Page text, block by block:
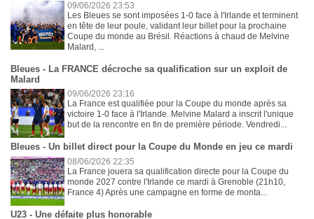
09/06/2026 23:53
Les Bleues se sont imposées 1-0 face à l'Irlande et terminent
en tête de leur poule, validant leur billet pour la prochaine
Coupe du monde au Brésil. Réactions à chaud de Melvine
Malard, ...
Bleues - La FRANCE décroche sa qualification sur un exploit de
Malard
09/06/2026 23:16
La France est qualifiée pour la Coupe du monde après sa
victoire 1-0 face à l'Irlande. Melvine Malard a inscrit l'unique
but de la rencontre en fin de première période. Vendredi...
Bleues - Un billet direct pour la Coupe du Monde en jeu ce mardi
08/06/2026 22:35
La France jouera sa qualification directe pour la Coupe du
monde 2027 contre l'Irlande ce mardi à Grenoble (21h10,
France 4) Après une campagne en forme de monta...
U23 - Une défaite plus honorable